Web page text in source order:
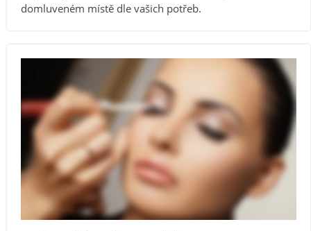
domluveném místě dle vašich potřeb.